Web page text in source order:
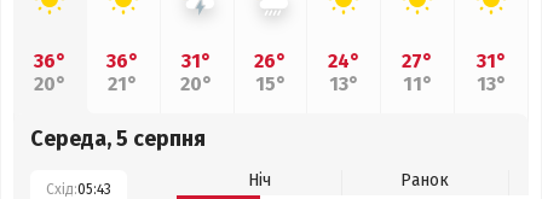
36°
20°
36°
21°
31°
20°
26°
15°
24°
13°
27°
11°
31°
13°
Середа, 5 серпня
Схід:05:43 Ніч
Ранок